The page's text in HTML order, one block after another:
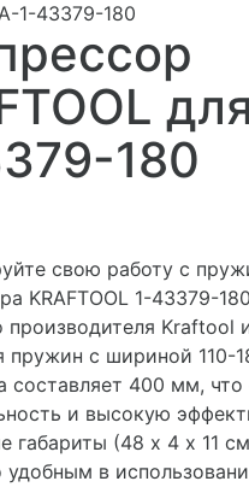
1-43379-180
180
свою работу с
KRAFTOOL 1-43379-
производителя Kraftool
пружин с шириной 110-
составляет 400 мм, что
и высокую
габариты (48 х 4 х 11
удобным в